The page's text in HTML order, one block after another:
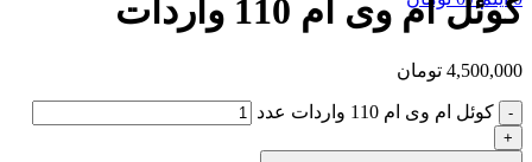
کوئل ام وی ام 110 واردات
4,500,000 تومان
کوئل ام وی ام 110 واردات عدد